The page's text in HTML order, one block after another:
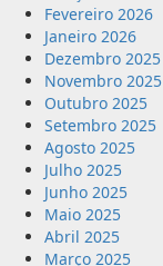
Fevereiro 2026
Janeiro 2026
Dezembro 2025
Novembro 2025
Outubro 2025
Setembro 2025
Agosto 2025
Julho 2025
Junho 2025
Maio 2025
Abril 2025
Março 2025